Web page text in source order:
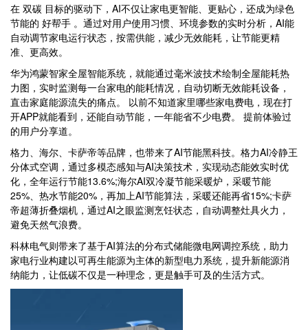
在 双碳 目标的驱动下，AI不仅让家电更智能、更贴心，还成为绿色
节能的 好帮手 。通过对用户使用习惯、环境参数的实时分析，AI能
自动调节家电运行状态，按需供能，减少无效能耗，让节能更精
准、更高效。
华为鸿蒙智家全屋智能系统，就能通过毫米波技术绘制全屋能耗热
力图，实时监测每一台家电的能耗情况，自动切断无效能耗设备，
直击家庭能源流失的痛点。 以前不知道家里哪些家电费电，现在打
开APP就能看到，还能自动节能，一年能省不少电费。 提前体验过
的用户分享道。
格力、海尔、卡萨帝等品牌，也带来了AI节能黑科技。格力AI冷静王
分体式空调，通过多模态感知与AI决策技术，实现动态能效实时优
化，全年运行节能13.6%;海尔AI双冷凝节能采暖炉，采暖节能
25%、热水节能20%，再加上AI节能算法，采暖还能再省15%;卡萨
帝超薄折叠烟机，通过AI之眼监测烹饪状态，自动调整灶具火力，
避免天然气浪费。
科林电气则带来了基于AI算法的分布式储能微电网调控系统，助力
家电行业构建以可再生能源为主体的新型电力系统，提升新能源消
纳能力，让低碳不仅是一种理念，更是触手可及的生活方式。